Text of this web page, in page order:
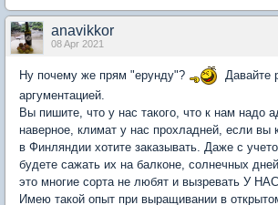
anavikkor
08 Apr 2021
Ну почему же прям "ерунду"?
Давайте
аргументацией.
Вы пишите, что у нас такого, что к нам надо
наверное, климат у нас прохладней, если вы
в Финляндии хотите заказывать. Даже с
будете сажать их на балконе, солнечных
это многие сорта не любят и вызревать У
Имею такой опыт при выращивании в